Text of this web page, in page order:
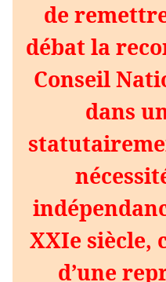
de
débat la
Conseil
dans
XXIe siècle,
d’une